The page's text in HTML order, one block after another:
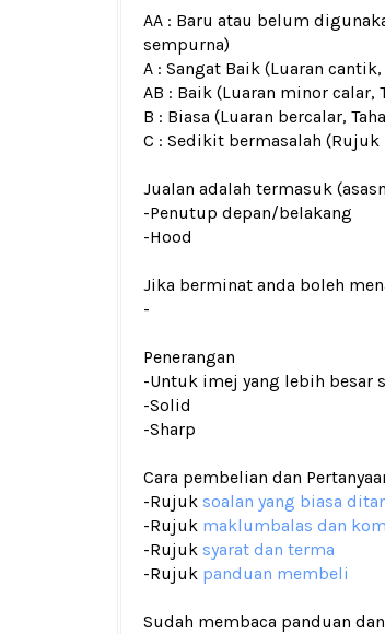
AA : Baru atau belum
sempurna)
A : Sangat Baik (Luaran
AB : Baik (Luaran minor
B : Biasa (Luaran bercalar,
C : Sedikit bermasalah (Rujuk
Jualan adalah termasuk
-Penutup depan/belakang
-Hood
Jika berminat anda boleh
-
Penerangan
-Untuk imej yang lebih besar
-Solid
-Sharp
Cara pembelian dan
-Rujuk soalan yang biasa
-Rujuk maklumbalas dan
-Rujuk syarat dan terma
-Rujuk panduan membeli
Sudah membaca panduan